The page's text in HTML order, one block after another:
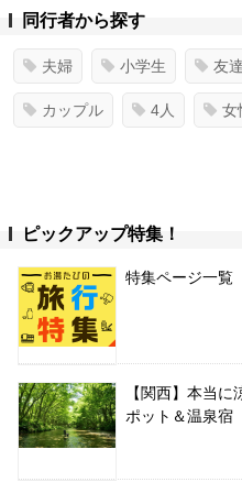
同行者から探す
夫婦 小学生 友達
カップル 4人 女
ピックアップ特集！
特集ページ一覧
【関西】本当
ポット＆温泉宿